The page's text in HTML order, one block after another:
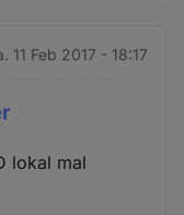
11 Feb 2017 - 18:17
lokal mal